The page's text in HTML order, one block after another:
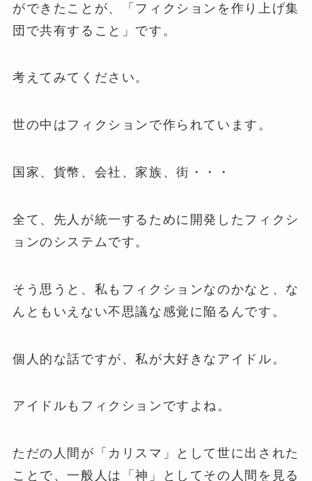
ができたことが、「フィクションを作り上げ集
団で共有すること」です。
考えてみてください。
世の中はフィクションで作られています。
国家、貨幣、会社、家族、街・・・
全て、先人が統一するために開発したフィクシ
ョンのシステムです。
そう思うと、私もフィクションなのかなと、な
んともいえない不思議な感覚に陥るんです。
個人的な話ですが、私が大好きなアイドル。
アイドルもフィクションですよね。
ただの人間が「カリスマ」として世に出された
ことで、一般人は「神」としてその人間を見る